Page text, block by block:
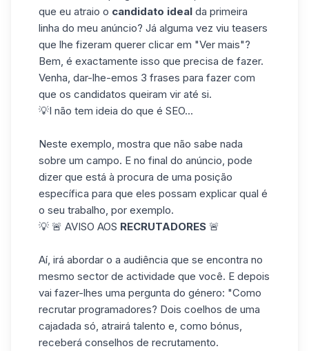
que eu atraio o candidato ideal da primeira
linha do meu anúncio? Já alguma vez viu teasers
que lhe fizeram querer clicar em "Ver mais"?
Bem, é exactamente isso que precisa de fazer.
Venha, dar-lhe-emos 3 frases para fazer com
que os candidatos queiram vir até si.
💡I não tem ideia do que é SEO...
Neste exemplo, mostra que não sabe nada
sobre um campo. E no final do anúncio, pode
dizer que está à procura de uma posição
específica para que eles possam explicar qual é
o seu trabalho, por exemplo.
💡 🚨 AVISO AOS RECRUTADORES 🚨
Aí, irá abordar o a audiência que se encontra no
mesmo sector de actividade que você. E depois
vai fazer-lhes uma pergunta do género: "Como
recrutar programadores? Dois coelhos de uma
cajadada só, atrairá talento e, como bónus,
receberá conselhos de recrutamento.